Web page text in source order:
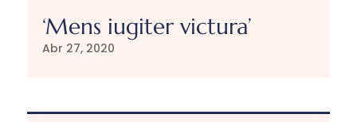
‘Mens iugiter victura’
Abr 27, 2020